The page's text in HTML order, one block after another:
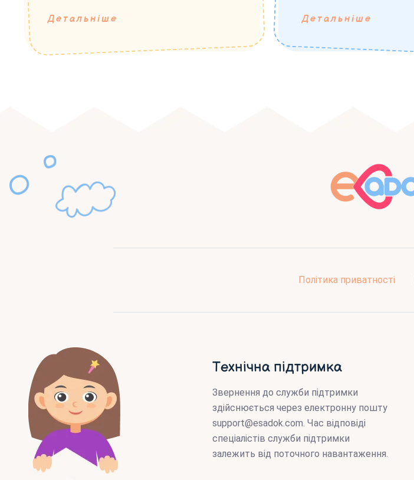
Детальніше Детальніше
Політика приватності
Технічна підтримка
Звернення до служби підтримки
здійснюється через електронну пошту
support@esadok.com. Час відповіді
спеціалістів служби підтримки
залежить від поточного навантаження.